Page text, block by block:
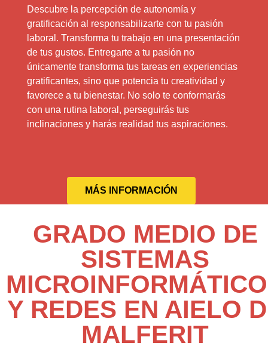
Descubre la percepción de autonomía y
gratificación al responsabilizarte con tu pasión
laboral. Transforma tu trabajo en una presentación
de tus gustos. Entregarte a tu pasión no
únicamente transforma tus tareas en experiencias
gratificantes, sino que potencia tu creatividad y
favorece a tu bienestar. No solo te conformarás
con una rutina laboral, perseguirás tus
inclinaciones y harás realidad tus aspiraciones.
MÁS INFORMACIÓN
GRADO MEDIO DE
SISTEMAS
Y REDES EN AIELO
MALFERIT